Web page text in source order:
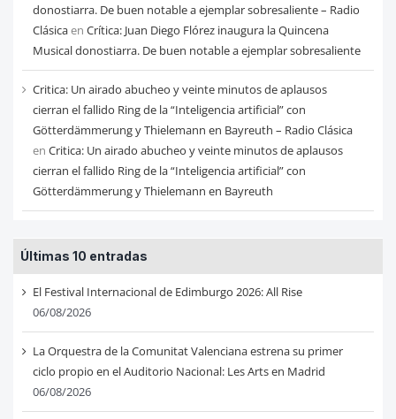
donostiarra. De buen notable a ejemplar sobresaliente – Radio
Clásicaen Crítica: Juan Diego Flórez inaugura la Quincena
Musical donostiarra. De buen notable a ejemplar sobresaliente
Critica: Un airado abucheo y veinte minutos de aplausos
cierran el fallido Ring de la “Inteligencia artificial” con
Götterdämmerung y Thielemann en Bayreuth – Radio Clásica
en Critica: Un airado abucheo y veinte minutos de aplausos
cierran el fallido Ring de la “Inteligencia artificial” con
Götterdämmerung y Thielemann en Bayreuth
Últimas 10 entradas
El Festival Internacional de Edimburgo 2026: All Rise
06/08/2026
La Orquestra de la Comunitat Valenciana estrena su primer
ciclo propio en el Auditorio Nacional: Les Arts en Madrid
06/08/2026